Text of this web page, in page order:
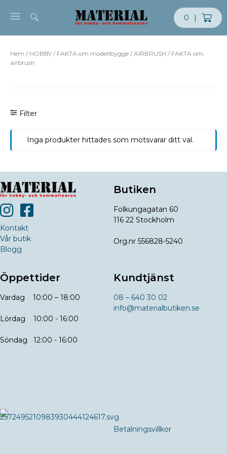
0
|
Hem / HOBBY / FAKTA om modellbygge / AIRBRUSH / FAKTA om
airbrush
Filter
Inga produkter hittades som motsvarar ditt val.
Kontakt
Vår butik
Blogg
Butiken
Folkungagatan 60
116 22 Stockholm
Org.nr 556828-5240
Öppettider
Vardag 10:00 – 18:00
Lördag 10:00 - 16:00
Söndag 12:00 - 16:00
Kundtjänst
08 – 640 30 02
info@materialbutiken.se
Betalningsvillkor